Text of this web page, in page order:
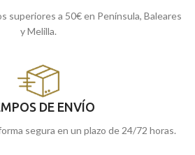
superiores a 50€ en Península, Baleares
y Melilla.
DE ENVÍO
segura en un plazo de 24/72 horas.